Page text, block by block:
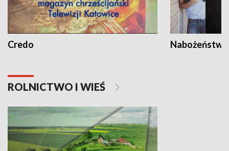
Credo
ROLNICTWO I WIEŚ